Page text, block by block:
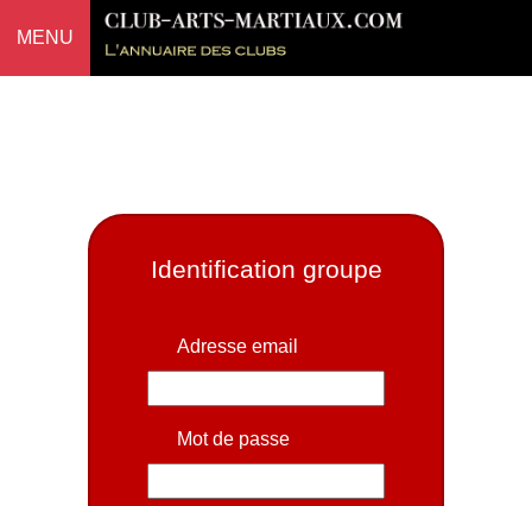
MENU
Identification groupe
Adresse email
Mot de passe